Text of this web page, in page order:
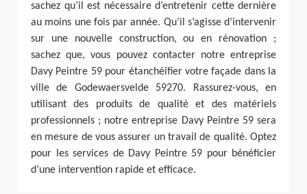
sachez qu’il est nécessaire d’entretenir cette dernière
au moins une fois par année. Qu’il s’agisse d’intervenir
sur une nouvelle construction, ou en rénovation ;
sachez que, vous pouvez contacter notre entreprise
Davy Peintre 59 pour étanchéifier votre façade dans la
ville de Godewaersvelde 59270. Rassurez-vous, en
utilisant des produits de qualité et des matériels
professionnels ; notre entreprise Davy Peintre 59 sera
en mesure de vous assurer un travail de qualité. Optez
pour les services de Davy Peintre 59 pour bénéficier
d’une intervention rapide et efficace.